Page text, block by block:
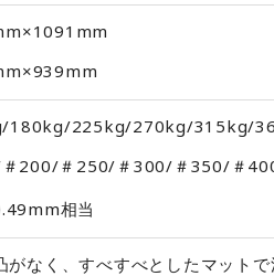
180kg/225kg/270kg/315kg/
200/＃250/＃300/＃350/＃
相当
がなく、すべすべとしたマット